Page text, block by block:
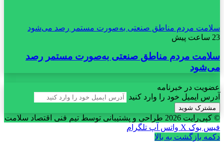
سلامت مردم مناطق صنعتی به‌صورت مستمر رصد می‌شود
23 ساعت پیش
سلامت مردم مناطق صنعتی به‌صورت مستمر رصد
می‌شود
عضویت در خبرنامه
آدرس ایمیل خود را وارد کنید
© کپی‌رایت 2026
طراحی و پشتیبانی توسط تیم فنی اقتصاد سلامت
فیس بوک X واتس آپ تلگرام
دکمه بازگشت به بالا